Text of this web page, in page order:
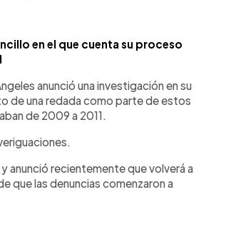
en el que cuenta su proceso
anunció una investigación en su
de una redada como parte de estos
de 2009 a 2011.
anunció recientemente que volverá a
que las denuncias comenzaron a